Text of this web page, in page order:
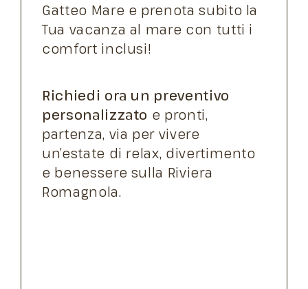
Gatteo Mare e prenota subito la
Tua vacanza al mare con tutti i
comfort inclusi!
Richiedi ora un preventivo
personalizzato e pronti,
partenza, via per vivere
un’estate di relax, divertimento
e benessere sulla Riviera
Romagnola.